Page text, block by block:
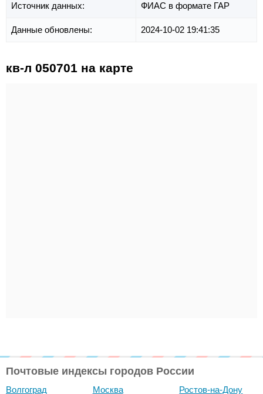
Источник данных: ФИАС в формате ГАР
Данные обновлены: 2024-10-02 19:41:35
кв-л 050701 на карте
Почтовые индексы городов России
Волгоград Москва Ростов-на-Дону